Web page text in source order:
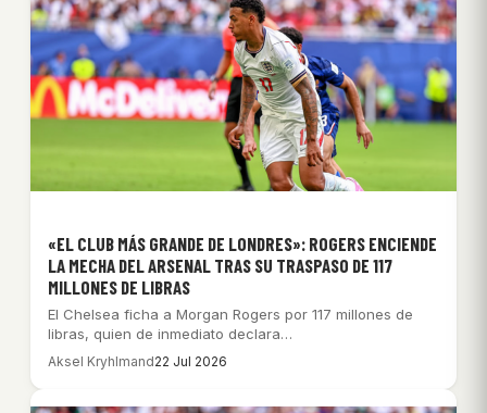
«EL CLUB MÁS GRANDE DE LONDRES»: ROGERS ENCIENDE
LA MECHA DEL ARSENAL TRAS SU TRASPASO DE 117
MILLONES DE LIBRAS
El Chelsea ficha a Morgan Rogers por 117 millones de
libras, quien de inmediato declara…
Aksel Kryhlmand22 Jul 2026